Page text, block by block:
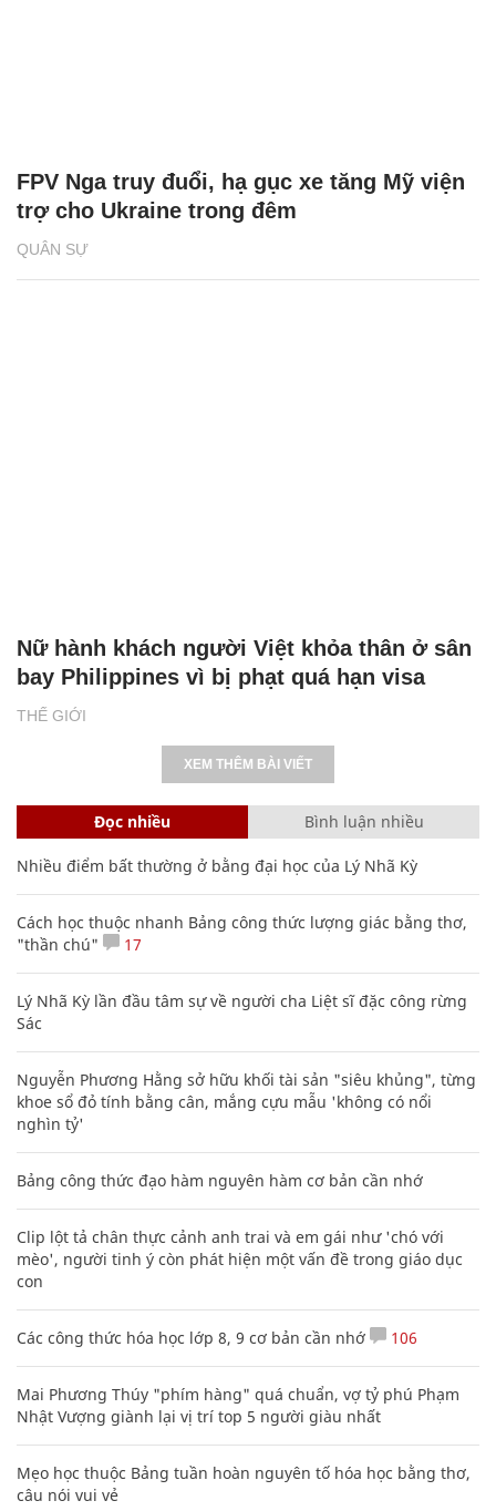
QUÂN SỰ
FPV Nga truy đuổi, hạ gục xe tăng Mỹ viện
trợ cho Ukraine trong đêm
THẾ GIỚI
Nữ hành khách người Việt khỏa thân ở sân
bay Philippines vì bị phạt quá hạn visa
XEM THÊM BÀI VIẾT
Đọc nhiều Bình luận nhiều
Nhiều điểm bất thường ở bằng đại học của Lý Nhã Kỳ
Cách học thuộc nhanh Bảng công thức lượng giác bằng thơ,
"thần chú"
17
Lý Nhã Kỳ lần đầu tâm sự về người cha Liệt sĩ đặc công rừng
Sác
Nguyễn Phương Hằng sở hữu khối tài sản "siêu khủng", từng
khoe sổ đỏ tính bằng cân, mắng cựu mẫu 'không có nổi
nghìn tỷ'
Bảng công thức đạo hàm nguyên hàm cơ bản cần nhớ
Clip lột tả chân thực cảnh anh trai và em gái như 'chó với
mèo', người tinh ý còn phát hiện một vấn đề trong giáo dục
con
Các công thức hóa học lớp 8, 9 cơ bản cần nhớ 106
Mai Phương Thúy "phím hàng" quá chuẩn, vợ tỷ phú Phạm
Nhật Vượng giành lại vị trí top 5 người giàu nhất
Mẹo học thuộc Bảng tuần hoàn nguyên tố hóa học bằng thơ,
câu nói vui vẻ